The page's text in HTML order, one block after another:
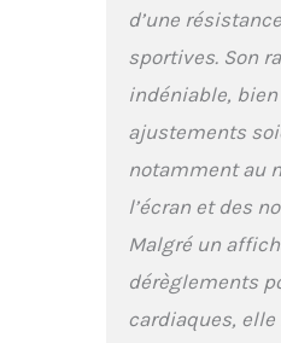
d’une
sportives. Son
indéniable,
ajustements
notamment au
l’écran et des
Malgré un
dérèglements
cardiaques,